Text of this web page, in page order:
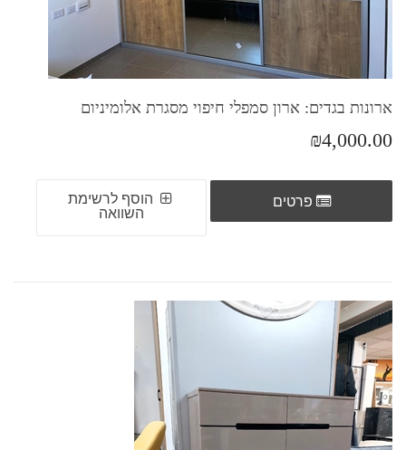
ארונות בגדים: ארון סמפלי חיפוי מסגרת אלומיניום
₪4,000.00
פרטים
הוסף לרשימת
השוואה